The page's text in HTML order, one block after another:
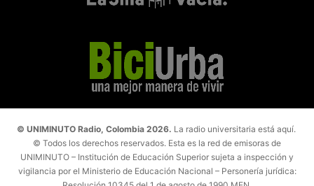
© UNIMINUTO Radio, Colombia 2026. La radio universitaria está aquí.
© Todos los derechos reservados. Esta es la red de emisoras de
UNIMINUTO – Institución de Educación Superior sujeta a inspección y
vigilancia por el Ministerio de Educación Nacional – Personería jurídica: